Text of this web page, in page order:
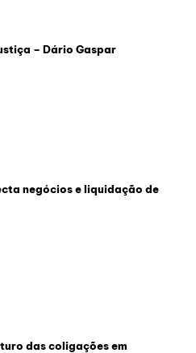
– Dário Gaspar
negócios e liquidação de
das coligações em